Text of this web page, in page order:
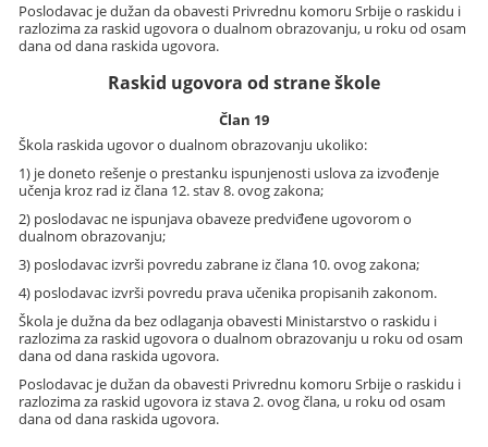
Poslodavac je dužan da obavesti Privrednu komoru Srbije o raskidu i
razlozima za raskid ugovora o dualnom obrazovanju, u roku od osam
dana od dana raskida ugovora.
Raskid ugovora od strane škole
Član 19
Škola raskida ugovor o dualnom obrazovanju ukoliko:
1) je doneto rešenje o prestanku ispunjenosti uslova za izvođenje
učenja kroz rad iz člana 12. stav 8. ovog zakona;
2) poslodavac ne ispunjava obaveze predviđene ugovorom o
dualnom obrazovanju;
3) poslodavac izvrši povredu zabrane iz člana 10. ovog zakona;
4) poslodavac izvrši povredu prava učenika propisanih zakonom.
Škola je dužna da bez odlaganja obavesti Ministarstvo o raskidu i
razlozima za raskid ugovora o dualnom obrazovanju u roku od osam
dana od dana raskida ugovora.
Poslodavac je dužan da obavesti Privrednu komoru Srbije o raskidu i
razlozima za raskid ugovora iz stava 2. ovog člana, u roku od osam
dana od dana raskida ugovora.